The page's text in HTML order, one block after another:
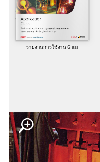
รายงานการใช้งาน Glass